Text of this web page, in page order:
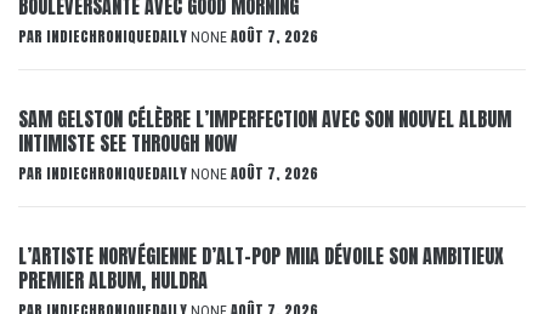
BOULEVERSANTE AVEC GOOD MORNING
PAR INDIECHRONIQUEDAILY NONE AOÛT 7, 2026
SAM GELSTON CÉLÈBRE L’IMPERFECTION AVEC SON NOUVEL ALBUM
INTIMISTE SEE THROUGH NOW
PAR INDIECHRONIQUEDAILY NONE AOÛT 7, 2026
L’ARTISTE NORVÉGIENNE D’ALT-POP MIIA DÉVOILE SON AMBITIEUX
PREMIER ALBUM, HULDRA